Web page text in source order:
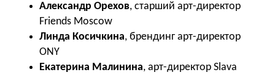
Александр Орехов, старший арт-директор
Friends Moscow
Линда Косичкина, брендинг арт-директор
ONY
Екатерина Малинина, арт-директор Slava